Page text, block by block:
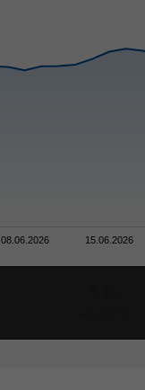
08.06.2026 15.06.2026